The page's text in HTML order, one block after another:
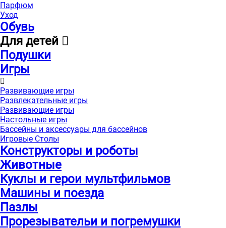
Парфюм
Уход
Обувь
Для детей
Подушки
Игры
Развивающие игры
Развлекательные игры
Развивающие игры
Настольные игры
Бассейны и аксессуары для бассейнов
Игровые Столы
Конструкторы и роботы
Животные
Куклы и герои мультфильмов
Машины и поезда
Пазлы
Прорезывательи и погремушки